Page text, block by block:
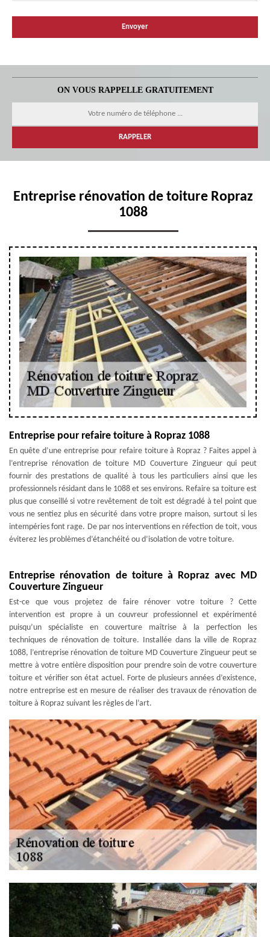
ON VOUS RAPPELLE GRATUITEMENT
Entreprise rénovation de toiture Ropraz
1088
Entreprise pour refaire toiture à Ropraz 1088
En quête d’une entreprise pour refaire toiture à Ropraz ? Faites appel à
l’entreprise rénovation de toiture MD Couverture Zingueur qui peut
fournir des prestations de qualité à tous les particuliers ainsi que les
professionnels résidant dans le 1088 et ses environs. Refaire sa toiture est
plus que conseillé si votre revêtement de toit est dégradé à tel point que
vous ne sentiez plus en sécurité dans votre propre maison, surtout si les
intempéries font rage. De par nos interventions en réfection de toit, vous
éviterez les problèmes d’étanchéité ou d’isolation de votre toiture.
Entreprise rénovation de toiture à Ropraz avec MD
Couverture Zingueur
Est-ce que vous projetez de faire rénover votre toiture ? Cette
intervention est propre à un couvreur professionnel et expérimenté
puisqu’un spécialiste en couverture maîtrise à la perfection les
techniques de rénovation de toiture. Installée dans la ville de Ropraz
1088, l’entreprise rénovation de toiture MD Couverture Zingueur peut se
mettre à votre entière disposition pour prendre soin de votre couverture
toiture et vérifier son état actuel. Forte de plusieurs années d’existence,
notre entreprise est en mesure de réaliser des travaux de rénovation de
toiture à Ropraz suivant les règles de l’art.